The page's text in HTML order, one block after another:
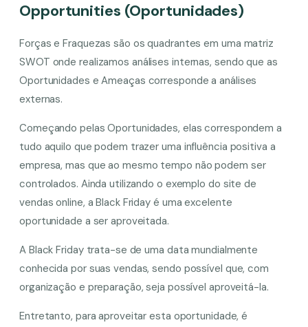
Opportunities (Oportunidades)
Forças e Fraquezas são os quadrantes em uma matriz
SWOT onde realizamos análises internas, sendo que as
Oportunidades e Ameaças corresponde a análises
externas.
Começando pelas Oportunidades, elas correspondem a
tudo aquilo que podem trazer uma influência positiva a
empresa, mas que ao mesmo tempo não podem ser
controlados. Ainda utilizando o exemplo do site de
vendas online, a Black Friday é uma excelente
oportunidade a ser aproveitada.
A Black Friday trata-se de uma data mundialmente
conhecida por suas vendas, sendo possível que, com
organização e preparação, seja possível aproveitá-la.
Entretanto, para aproveitar esta oportunidade, é